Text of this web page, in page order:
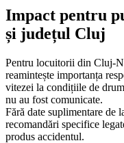
Impact pentru
și județul Cluj
Pentru locuitorii din Cluj-
reamintește importanța
vitezei la condițiile de
nu au fost comunicate.
Fără date suplimentare de
recomandări specifice
produs accidentul.